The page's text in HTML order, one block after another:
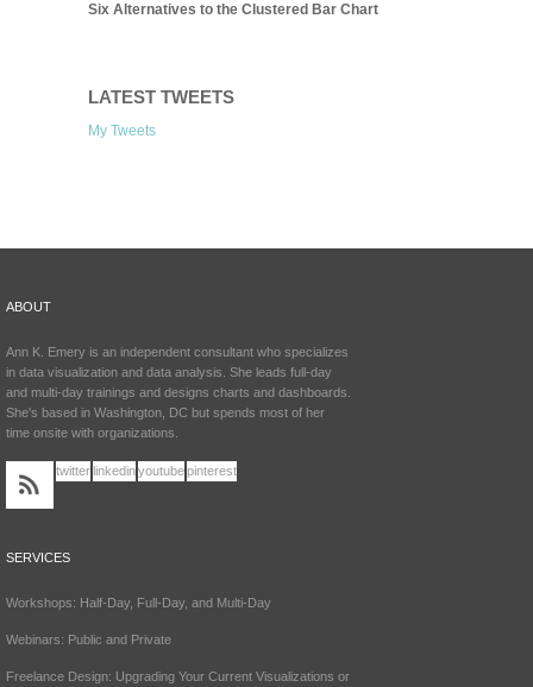
Six Alternatives to the Clustered Bar Chart
LATEST TWEETS
My Tweets
ABOUT
Ann K. Emery is an independent consultant who specializes
in data visualization and data analysis. She leads full-day
and multi-day trainings and designs charts and dashboards.
She's based in Washington, DC but spends most of her
time onsite with organizations.
twitterlinkedinyoutubepinterest
SERVICES
Workshops: Half-Day, Full-Day, and Multi-Day
Webinars: Public and Private
Freelance Design: Upgrading Your Current Visualizations or